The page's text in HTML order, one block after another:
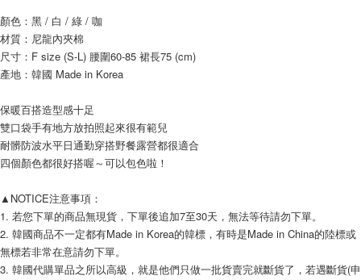
３．安心：先確認商品／服務後，再付款。
【「AFTEE先享後付」結帳流程】
１．於結帳方式選擇「AFTEE先享後付」後，將跳轉至「AFTEE先享後付」
結帳頁面，進行簡訊認證並確認金額後，即可完成結帳。
３．收到繳費通知簡訊後14天內，點擊此簡訊中的連結，可透過四大超商／
ATM／網路銀行／等多元方式進行付款，方視為交易完成。
※ 請注意：結帳手續完成當下不需立刻繳費，但若您需要取消訂單，請聯絡
購買商品的店家。未經商家同意取消之訂單仍視為有效，需透過AFTEE先享
後付繳納相關費用。
是否繳費成功／繳費後需取消欲退款等相關疑問，請聯繫「AFTEE先享後付
客戶支援中心」 https://netprotections.freshdesk.com/support/home
【注意事項】
１．透過由恩沛科技股份有限公司提供之「AFTEE先享後付」服務完成之交
易，需依本服務之必要範圍內提供個人資料，並將交易相關給付款項請求債
全家付款取貨
每筆NT$80，滿NT$999(含以上)免運費
7-11付款取貨
宅配
每筆NT$150，滿NT$1,499(含以上)免運費
每筆NT$80，滿NT$999(含以上)免運費
海外宅配 查看運費
顏色：黑 / 白 / 綠 / 咖
材質：尼龍內夾棉
尺寸：F size (S-L) 腰圍60-85 裙長75 (cm)
產地：韓國 Made in Korea
保暖百搭造型感十足
雙口袋手有地方放拍照起來很有範兒
耐髒防波水平日通勤穿搭野餐露營都很適合
四個顏色都很好搭喔～可以包色啦！
▲NOTICE注意事項：
1. 若您下單的商品無現貨，下單後追加7至30天，無法等待請勿下單。
2. 韓國商品不一定都有Made in Korea的韓標，有時是Made in China的陸標或
無標若非常在意請勿下單。
3. 韓國代購單品之所以高級，就是他們只做一批貨賣完就斷貨了，若遇斷貨(申